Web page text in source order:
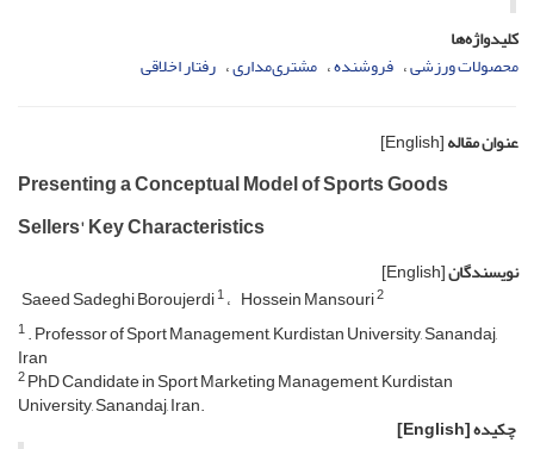
کلیدواژه‌ها
محصولات ورزشی فروشنده مشتری‌مداری رفتار اخلاقی
عنوان مقاله[English]
Presenting a Conceptual Model of Sports Goods
Sellers' Key Characteristics
نویسندگان[English]
Saeed Sadeghi Boroujerdi1 Hossein Mansouri2
1. Professor of Sport Management, Kurdistan University, Sanandaj,
Iran
2PhD Candidate in Sport Marketing Management, Kurdistan
University, Sanandaj, Iran.
چکیده[English]